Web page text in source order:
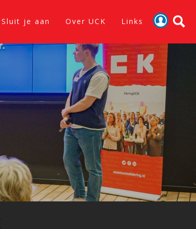
Sluit je aan Over UCK Links
Activiteiten
Nieuws
Verslagen
Sluit je aan
Over UCK
Links